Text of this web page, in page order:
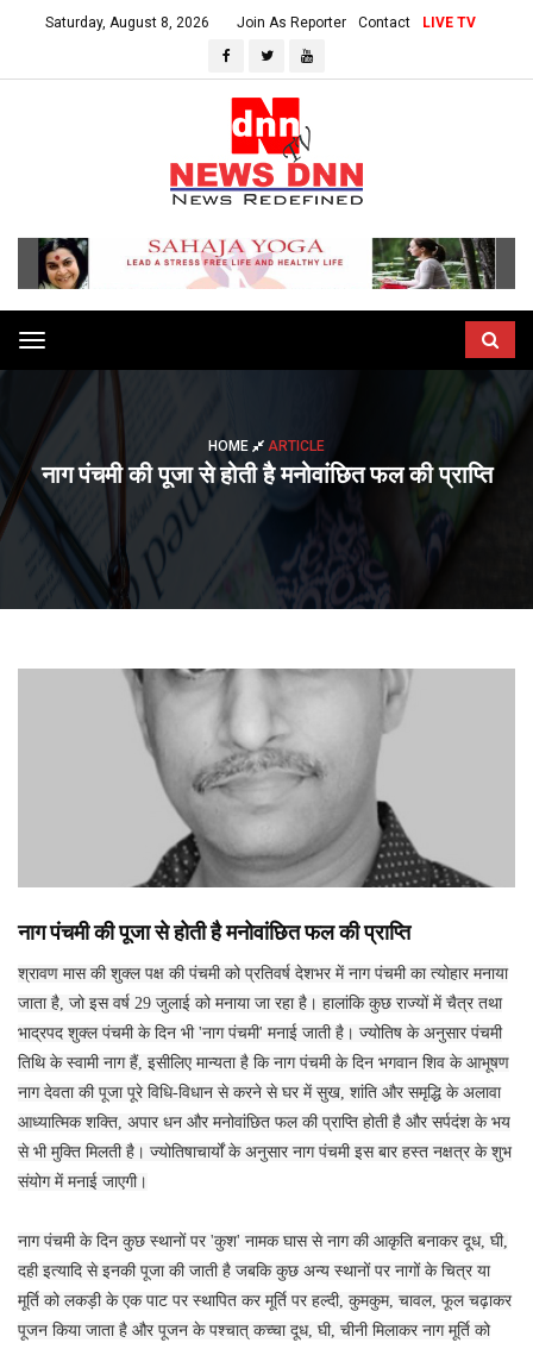
Saturday, August 8, 2026 Join As Reporter Contact LIVE TV
Toggle
navigation
HOME ARTICLE
नाग पंचमी की पूजा से होती है मनोवांछित फल की प्राप्ति
नाग पंचमी की पूजा से होती है मनोवांछित फल की प्राप्ति
श्रावण मास की शुक्ल पक्ष की पंचमी को प्रतिवर्ष देशभर में नाग पंचमी का त्योहार मनाया
जाता है, जो इस वर्ष 29 जुलाई को मनाया जा रहा है। हालांकि कुछ राज्यों में चैत्र तथा
भाद्रपद शुक्ल पंचमी के दिन भी 'नाग पंचमी' मनाई जाती है। ज्योतिष के अनुसार पंचमी
तिथि के स्वामी नाग हैं, इसीलिए मान्यता है कि नाग पंचमी के दिन भगवान शिव के आभूषण
नाग देवता की पूजा पूरे विधि-विधान से करने से घर में सुख, शांति और समृद्धि के अलावा
आध्यात्मिक शक्ति, अपार धन और मनोवांछित फल की प्राप्ति होती है और सर्पदंश के भय
से भी मुक्ति मिलती है। ज्योतिषाचार्यों के अनुसार नाग पंचमी इस बार हस्त नक्षत्र के शुभ
संयोग में मनाई जाएगी।
नाग पंचमी के दिन कुछ स्थानों पर 'कुश' नामक घास से नाग की आकृति बनाकर दूध, घी,
दही इत्यादि से इनकी पूजा की जाती है जबकि कुछ अन्य स्थानों पर नागों के चित्र या
मूर्ति को लकड़ी के एक पाट पर स्थापित कर मूर्ति पर हल्दी, कुमकुम, चावल, फूल चढ़ाकर
पूजन किया जाता है और पूजन के पश्चात् कच्चा दूध, घी, चीनी मिलाकर नाग मूर्ति को